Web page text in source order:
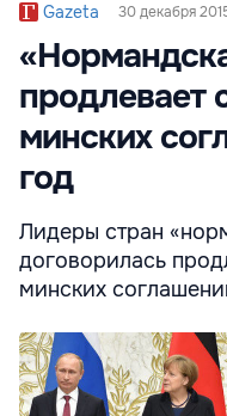
Gazeta 30 декабря
продлевает
минских
год
Лидеры стран
договорилась
минских